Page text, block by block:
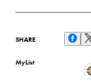
SHARE
MyList